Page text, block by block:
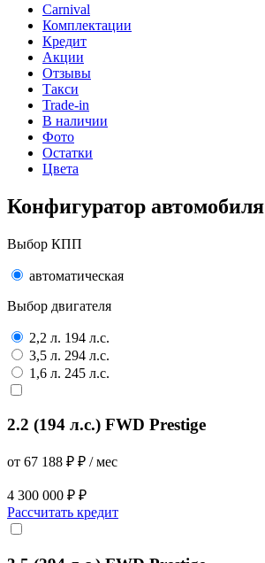
Carnival
Комплектации
Кредит
Акции
Отзывы
Такси
Trade-in
В наличии
Фото
Остатки
Цвета
Конфигуратор автомобиля
Выбор КПП
автоматическая
Выбор двигателя
2,2 л. 194 л.с.
3,5 л. 294 л.с.
1,6 л. 245 л.с.
2.2 (194 л.с.) FWD Prestige
от 67 188 ₽ ₽ / мес
4 300 000 ₽ ₽
Рассчитать кредит